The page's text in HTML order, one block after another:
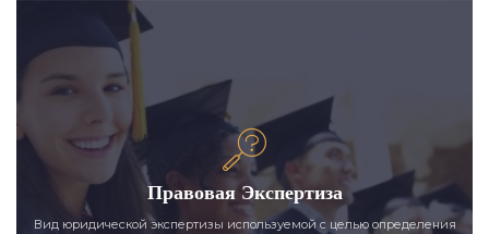
Правовая Экспертиза
Вид юридической экспертизы используемой с целью определения